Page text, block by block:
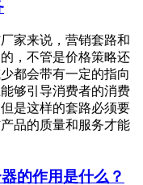
家来说，营销套路和
，不管是价格策略还
都会带有一定的指向
够引导消费者的消费
是这样的套路必须要
品的质量和服务才能
的作用是什么？